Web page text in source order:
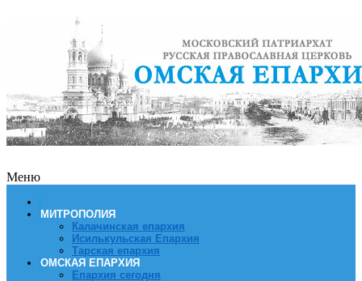
Меню
МИТРОПОЛИЯ
Калачинская епархия
Исилькульская Епархия
Тарская епархия
ОМСКАЯ ЕПАРХИЯ
Епархия сегодня